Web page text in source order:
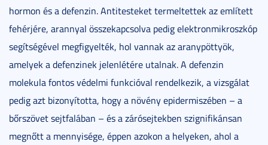
hormon és a defenzin. Antitesteket termeltettek az említett
fehérjére, arannyal összekapcsolva pedig elektronmikroszkóp
segítségével megfigyelték, hol vannak az aranypöttyök,
amelyek a defenzinek jelenlétére utalnak. A defenzin
molekula fontos védelmi funkcióval rendelkezik, a vizsgálat
pedig azt bizonyította, hogy a növény epidermiszében – a
bőrszövet sejtfalában – és a zárósejtekben szignifikánsan
megnőtt a mennyisége, éppen azokon a helyeken, ahol a